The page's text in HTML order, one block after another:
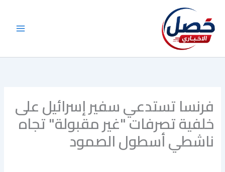
المحتوى
فرنسا تستدعي سفير إسرائيل على
خلفية تصرفات "غير مقبولة" تجاه
ناشطي أسطول الصمود